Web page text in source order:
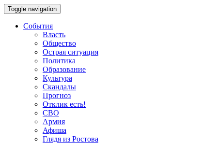
Toggle navigation
События
Власть
Общество
Острая ситуация
Политика
Образование
Культура
Скандалы
Прогноз
Отклик есть!
СВО
Армия
Афиша
Глядя из Ростова